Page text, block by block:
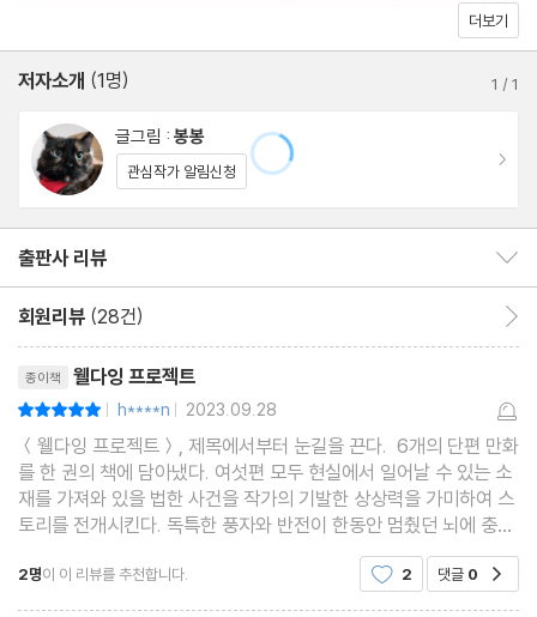
더보기
저자소개 (1명) 1 /1
글그림 : 봉봉
관심작가 알림신청
출판사 리뷰
회원리뷰 (28건)
종이책 웰다잉 프로젝트
| h****n | 2023.09.28
＜웰다잉 프로젝트＞, 제목에서부터 눈길을 끈다. 6개의 단편 만화
를 한 권의 책에 담아냈다. 여섯편 모두 현실에서 일어날 수 있는 소
재를 가져와 있을 법한 사건을 작가의 기발한 상상력을 가미하여 스
토리를 전개시킨다. 독특한 풍자와 반전이 한동안 멈췄던 뇌에 충격
을 주는 느낌이었다. 여섯 편 모두 신선한 감동을 주었는데 그 중 4
장 ＜마지막 비행＞이 여운이 많이 남는 작품
2명이 이 리뷰를 추천합니다. 2 댓글 0